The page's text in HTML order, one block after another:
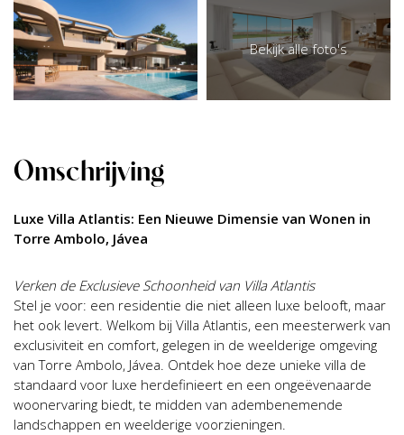
Bekijk alle foto's
Omschrijving
Luxe Villa Atlantis: Een Nieuwe Dimensie van Wonen in
Torre Ambolo, Jávea
Verken de Exclusieve Schoonheid van Villa Atlantis
Stel je voor: een residentie die niet alleen luxe belooft, maar
het ook levert. Welkom bij Villa Atlantis, een meesterwerk van
exclusiviteit en comfort, gelegen in de weelderige omgeving
van Torre Ambolo, Jávea. Ontdek hoe deze unieke villa de
standaard voor luxe herdefinieert en een ongeëvenaarde
woonervaring biedt, te midden van adembenemende
landschappen en weelderige voorzieningen.